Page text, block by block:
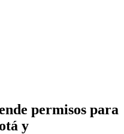
permisos para
y